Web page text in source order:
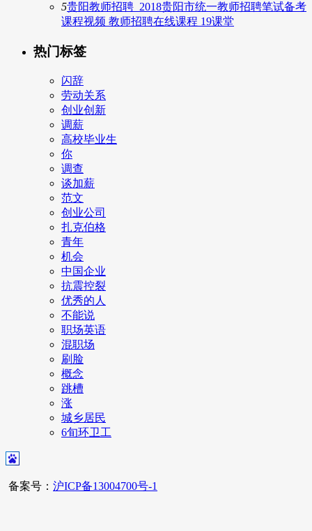
5贵阳教师招聘_2018贵阳市统一教师招聘笔试备考
课程视频 教师招聘在线课程 19课堂
热门标签
闪辞
劳动关系
创业创新
调薪
高校毕业生
你
调查
谈加薪
范文
创业公司
扎克伯格
青年
机会
中国企业
抗震控裂
优秀的人
不能说
职场英语
混职场
刷脸
概念
跳槽
涨
城乡居民
6旬环卫工
备案号： 沪ICP备13004700号-1